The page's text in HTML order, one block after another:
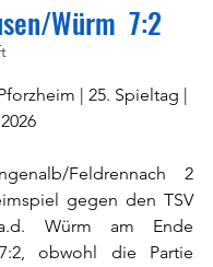
Würm 7:2
| 25. Spieltag |
Feldrennach 2
gegen den TSV
Würm am Ende
obwohl die Partie